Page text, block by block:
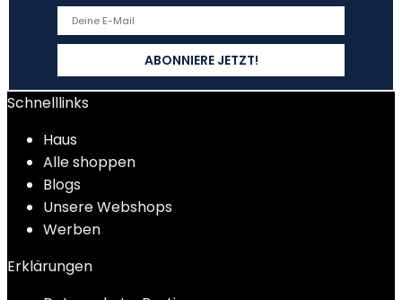
Schnelllinks
Haus
Alle shoppen
Blogs
Unsere Webshops
Werben
Erklärungen